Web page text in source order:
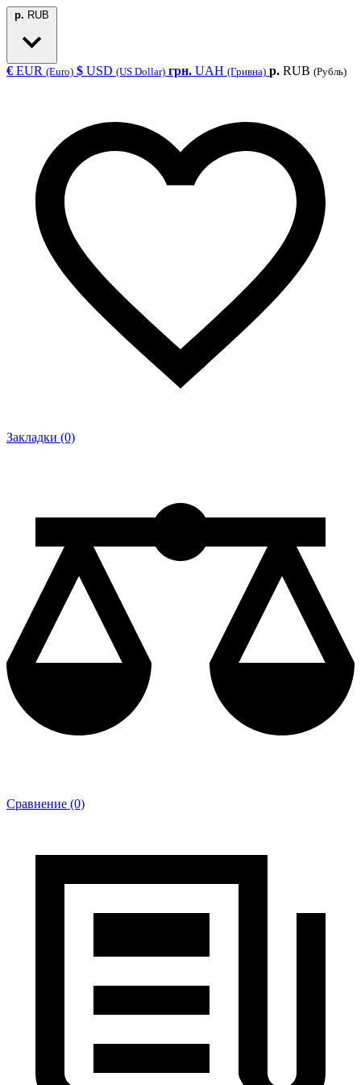
р. RUB
€ EUR (Euro) $ USD (US Dollar) грн. UAH (Гривна) р. RUB (Рубль)
Закладки (0)
Сравнение (0)